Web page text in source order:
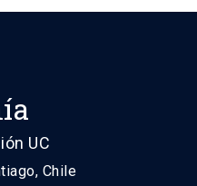
UC
Chile